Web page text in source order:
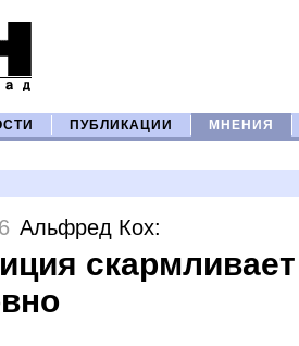
ПУБЛИКАЦИИ МНЕНИЯ
Альфред Кох: